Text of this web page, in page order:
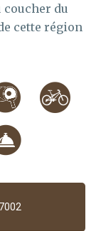
du
cette région